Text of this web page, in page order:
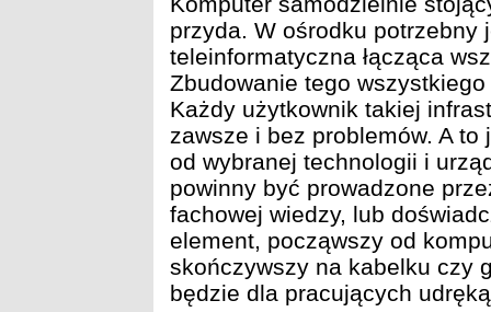
przyda. W ośrodku potrzebny
teleinformatyczna łącząca
Zbudowanie tego
Każdy użytkownik takiej
zawsze i bez problemów. A
od wybranej technologii i
powinny być prowadzone
fachowej wiedzy, lub
element, począwszy od
skończywszy na kabelku czy
będzie dla pracujących